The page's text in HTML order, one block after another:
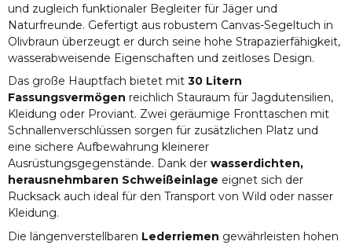
und zugleich funktionaler Begleiter für Jäger und
Naturfreunde. Gefertigt aus robustem Canvas-Segeltuch in
Olivbraun überzeugt er durch seine hohe Strapazierfähigkeit,
wasserabweisende Eigenschaften und zeitloses Design.
Das große Hauptfach bietet mit 30 Litern
Fassungsvermögen reichlich Stauraum für Jagdutensilien,
Kleidung oder Proviant. Zwei geräumige Fronttaschen mit
Schnallenverschlüssen sorgen für zusätzlichen Platz und
eine sichere Aufbewahrung kleinerer
Ausrüstungsgegenstände. Dank der wasserdichten,
herausnehmbaren Schweißeinlage eignet sich der
Rucksack auch ideal für den Transport von Wild oder nasser
Kleidung.
Die längenverstellbaren Lederriemen gewährleisten hohen